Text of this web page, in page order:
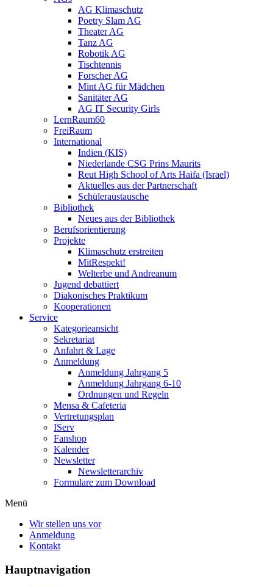
AG Klimaschutz
Poetry Slam AG
Theater AG
Tanz AG
Robotik AG
Tischtennis
Forscher AG
Mint AG für Mädchen
Sanitäter AG
AG IT Security Girls
LernRaum60
FreiRaum
International
Indien (KIS)
Niederlande CSG Prins Maurits
Reut High School of Arts Haifa (Israel)
Aktuelles aus der Partnerschaft
Schüleraustausche
Bibliothek
Neues aus der Bibliothek
Berufsorientierung
Projekte
Klimaschutz erstreiten
MitRespekt!
Welterbe und Andreanum
Jugend debattiert
Diakonisches Praktikum
Kooperationen
Service
Kategorieansicht
Sekretariat
Anfahrt & Lage
Anmeldung
Anmeldung Jahrgang 5
Anmeldung Jahrgang 6-10
Ordnungen und Regeln
Mensa & Cafeteria
Vertretungsplan
IServ
Fanshop
Kalender
Newsletter
Newsletterarchiv
Formulare zum Download
Menü
Wir stellen uns vor
Anmeldung
Kontakt
Hauptnavigation